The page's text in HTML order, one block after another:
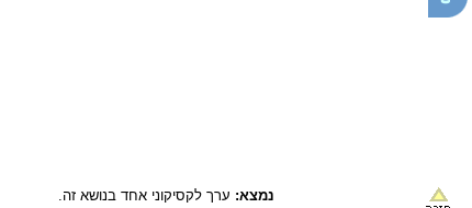
נמצא: ערך לקסיקוני אחד בנושא זה.